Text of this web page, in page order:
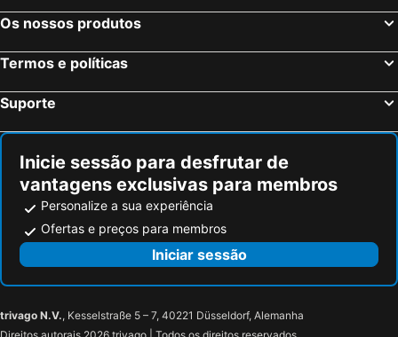
Os nossos produtos
Termos e políticas
Suporte
Inicie sessão para desfrutar de
vantagens exclusivas para membros
Personalize a sua experiência
Ofertas e preços para membros
Iniciar sessão
trivago N.V., Kesselstraße 5 – 7, 40221 Düsseldorf, Alemanha